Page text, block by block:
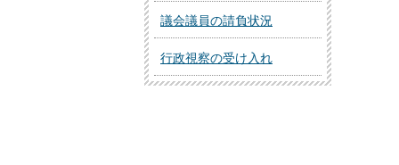
議会議員の請負状況
行政視察の受け入れ